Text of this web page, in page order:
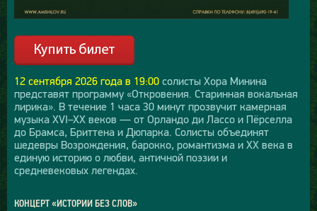
12 сентября 2026 года в 19:00 солисты Хора Минина
представят программу «Откровения. Старинная вокальная
лирика». В течение 1 часа 30 минут прозвучит камерная
музыка XVI–XX веков — от Орландо ди Лассо и Пёрселла
до Брамса, Бриттена и Дюпарка. Солисты объединят
шедевры Возрождения, барокко, романтизма и XX века в
единую историю о любви, античной поэзии и
средневековых легендах.
КОНЦЕРТ «ИСТОРИИ БЕЗ СЛОВ»